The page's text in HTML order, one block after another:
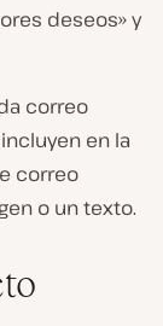
deseos» y
correo
en la
correo
o un texto.